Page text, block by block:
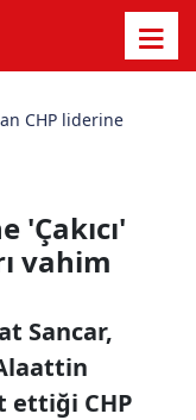
CHP liderine
'Çakıcı'
vahim
Sancar,
ettiği CHP